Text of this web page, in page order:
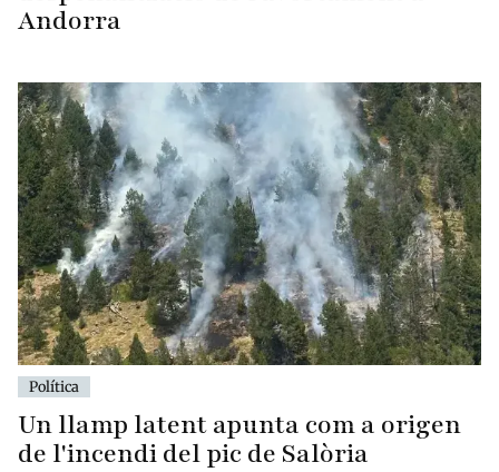
Andorra
Política
Un llamp latent apunta com a origen
de l'incendi del pic de Salòria